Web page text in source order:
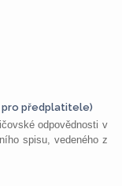
pro předplatitele)
odpovědnosti v
spisu, vedeného z